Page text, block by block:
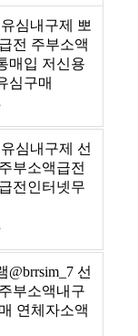
심내구제 뽀
전 주부소액
매입 저신용
심구매
심내구제 선
부소액급전
전인터넷무
선
부소액내구
연체자소액